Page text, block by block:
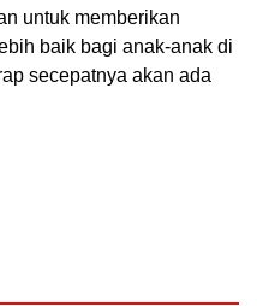
untuk memberikan
baik bagi anak-anak di
secepatnya akan ada